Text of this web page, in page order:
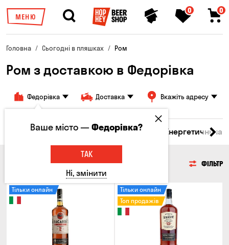
МЕНЮ
0 0
Головна Сьогодні в пляшках Ром
Ром з доставкою в Федорівка
Федорівка Доставка Вкажіть адресу
Джин Текіла Ром Вода Енергетичні
ФІЛЬТР
Тільки онлайн
Тільки онлайн
Топ продажів
Ваше місто —Федорівка?
ТАК
Ні, змінити